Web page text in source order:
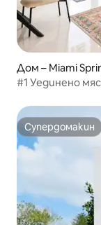
Дом – Miami
#1 Уединено
Супердомакин
Супердомакин